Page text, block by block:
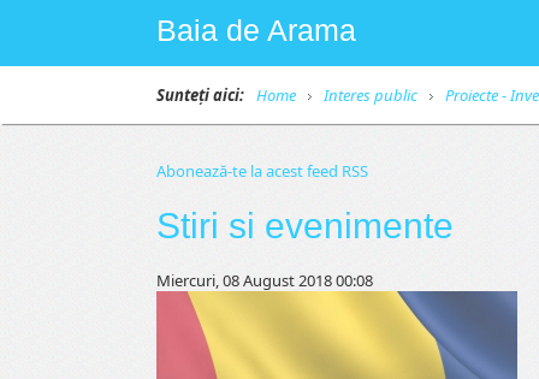
Baia de Arama
Sunteți aici: Home Interes public Proiecte -
Abonează-te la acest feed RSS
Stiri si evenimente
Miercuri, 08 August 2018 00:08